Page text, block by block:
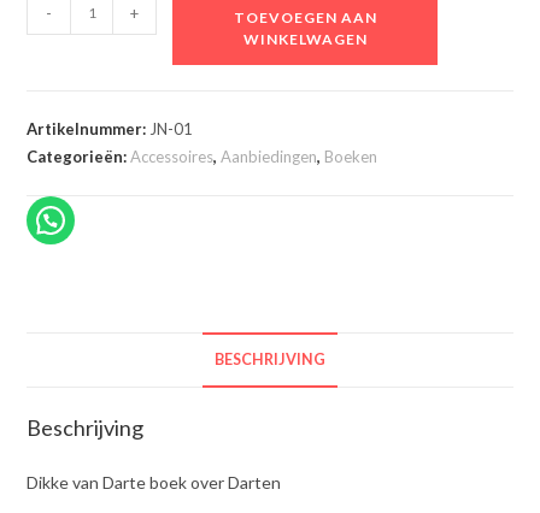
van
over
Darten
- +
TOEVOEGEN AAN
WINKELWAGEN
Artikelnummer: JN-01
Categorieën:Accessoires,Aanbiedingen, Boeken
BESCHRIJVING
Beschrijving
Dikke van Darte boek over Darten